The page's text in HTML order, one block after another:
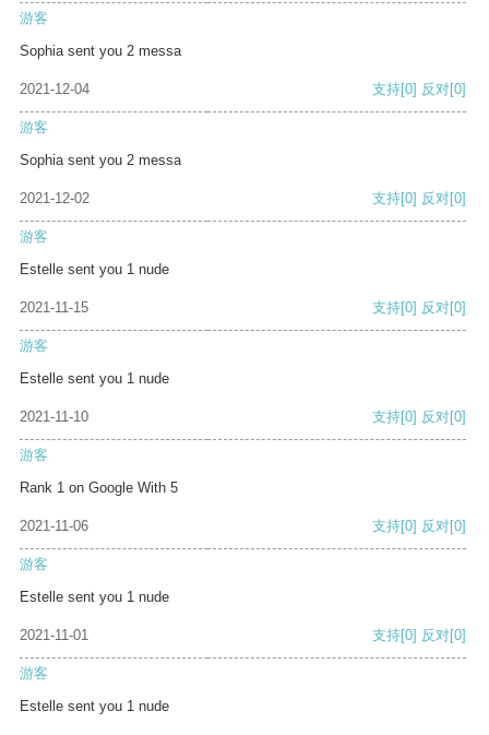
游客
Sophia sent you 2 messa
2021-12-04 支持[0] 反对[0]
游客
Sophia sent you 2 messa
2021-12-02 支持[0] 反对[0]
游客
Estelle sent you 1 nude
2021-11-15 支持[0] 反对[0]
游客
Estelle sent you 1 nude
2021-11-10 支持[0] 反对[0]
游客
Rank 1 on Google With 5
2021-11-06 支持[0] 反对[0]
游客
Estelle sent you 1 nude
2021-11-01 支持[0] 反对[0]
游客
Estelle sent you 1 nude